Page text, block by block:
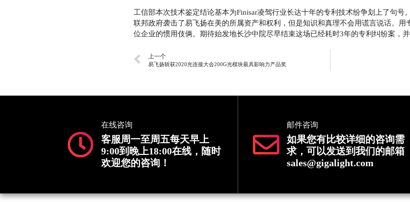
工信部本次技术鉴定结论基本为Finisar凌驾行业长达十年的专利技术纷争划上了句号
联邦政府袭击了易飞扬在美的所属资产和权利，但是知识和真理不会用谎言说话。用
位企业的惯用伎俩。期待始发地长沙中院尽早结束这场已经耗时3年的专利纠纷案，
上一个
易飞扬斩获2020光连接大会200G光模块最具影响力产品奖
在线咨询
客服周一至周五每天早上
9:00到晚上18:00在线，随时
欢迎您的咨询！
邮件咨询
如果您有比较详细的咨询需
求，可以发送到我们的邮箱
sales@gigalight.com